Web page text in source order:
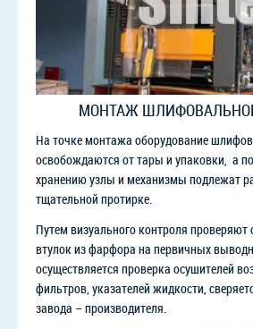
МОНТАЖ
На точке монтажа оборудование
освобождаются от тары и упаковки, а
хранению узлы и механизмы подлежат
тщательной протирке.
Путем визуального контроля проверяют
втулок из фарфора на первичных
осуществляется проверка осушителей
фильтров, указателей жидкости,
завода – производителя.